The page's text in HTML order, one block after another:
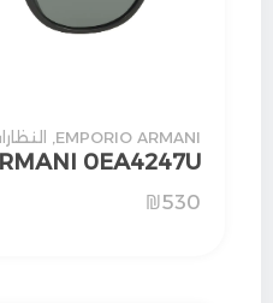
EMPORIO ARMANI
0EA4247U
₪530